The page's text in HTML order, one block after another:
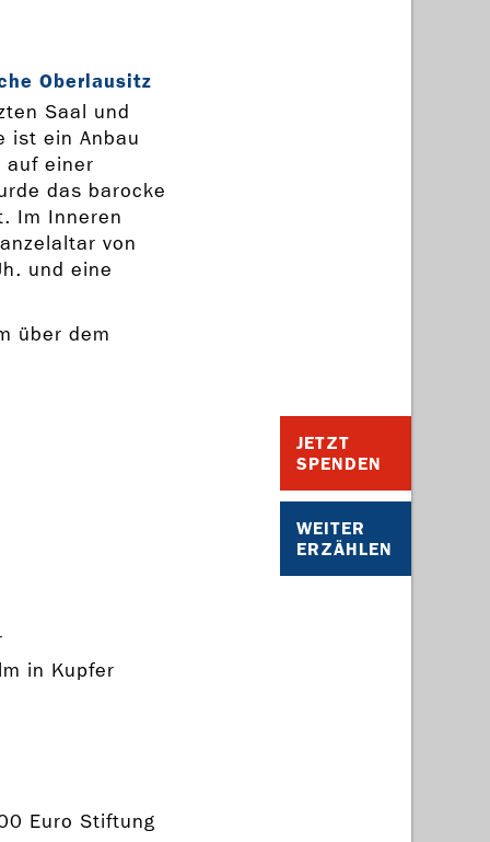
JETZT
SPENDEN
WEITER
ERZÄHLEN
Oberlausitz
Saal und
ist ein Anbau
auf einer
das barocke
Im Inneren
von
und eine
über dem
in Kupfer
Euro Stiftung